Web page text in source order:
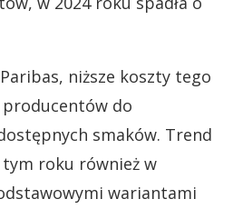
niższe koszty tego
producentów do
smaków. Trend
roku również w
wariantami